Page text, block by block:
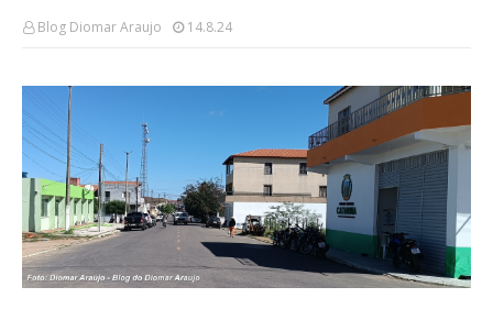
Blog Diomar Araujo 14.8.24